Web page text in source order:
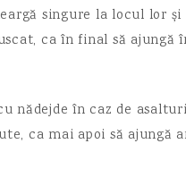
singure la locul lor
ca în final să ajungă
nădejde în caz de
ca mai apoi să ajungă